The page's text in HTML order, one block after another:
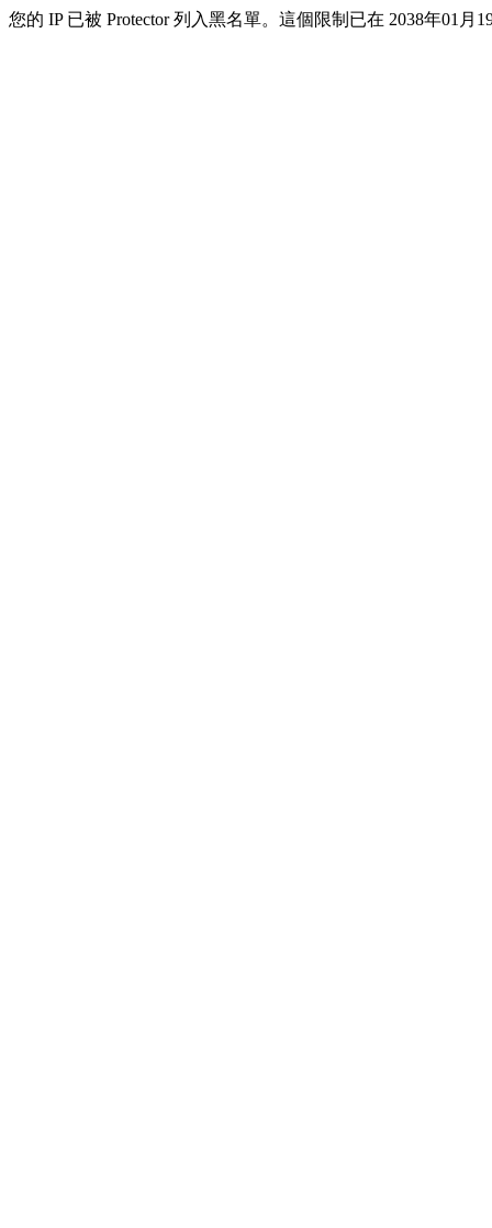
您的 IP 已被 Protector 列入黑名單。這個限制已在 2038年01月